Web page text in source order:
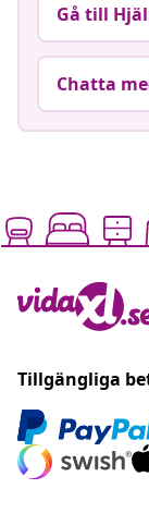
Gå till
Chatta
Tillgängliga